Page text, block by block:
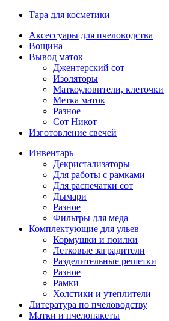
Тара для косметики
Аксессуары для пчеловодства
Вощина
Вывод маток
Джентерский сот
Изоляторы
Маткоуловители, клеточки
Метка маток
Разное
Сот Никот
Изготовление свечей
Инвентарь
Декристализаторы
Для работы с рамками
Для распечатки сот
Дымари
Разное
Фильтры для меда
Комплектующие для ульев
Кормушки и поилки
Летковые заградители
Разделительные решетки
Разное
Рамки
Холстики и утеплители
Литература по пчеловодству
Матки и пчелопакеты